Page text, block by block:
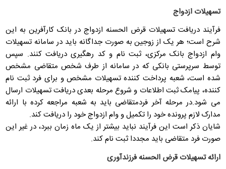
تسهیلات ازدواج
فرآیند دریافت تسهیلات قرض الحسنه ازدواج در بانک کارآفرین به این
شرح است؛ هر یک از زوجین به صورت جداگانه باید در سامانه تسهیلات
وام ازدواج بانک مرکزی، ثبت نام و کد رهگیری دریافت کنند. سپس
توسط سرپرستی بانکی که در سامانه از طرف شخص متقاضی مشخص
شده است، شعبه پرداخت کننده تسهیلات مشخص و برای فرد ثبت نام
کننده، پیامک ثبت اطلاعات و شروع مرحله بعدی دریافت تسهیلات ارسال
می شود.در مرحله آخر فردمتقاضی باید به شعبه مراجعه کرده با ارائه
مدارک لازم پرونده خود را تکمیل و وام ازدواج خود را دریافت کند.
شایان ذکر است این فرآیند نباید بیشتر از یک ماه زمان ببرد، در غیر این
صورت فرد متقاضی باید مجددا ثبت نام کند.
ارائه تسهیلات قرض الحسنه فرزندآوری